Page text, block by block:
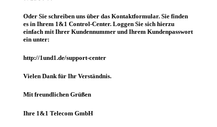
Oder Sie schreiben uns über das Kontaktformular. Sie finden
es in Ihrem 1&1 Control-Center. Loggen Sie sich hierzu
einfach mit Ihrer Kundennummer und Ihrem Kundenpasswort
ein unter:
http://1und1.de/support-center
Vielen Dank für Ihr Verständnis.
Mit freundlichen Grüßen
Ihre 1&1 Telecom GmbH